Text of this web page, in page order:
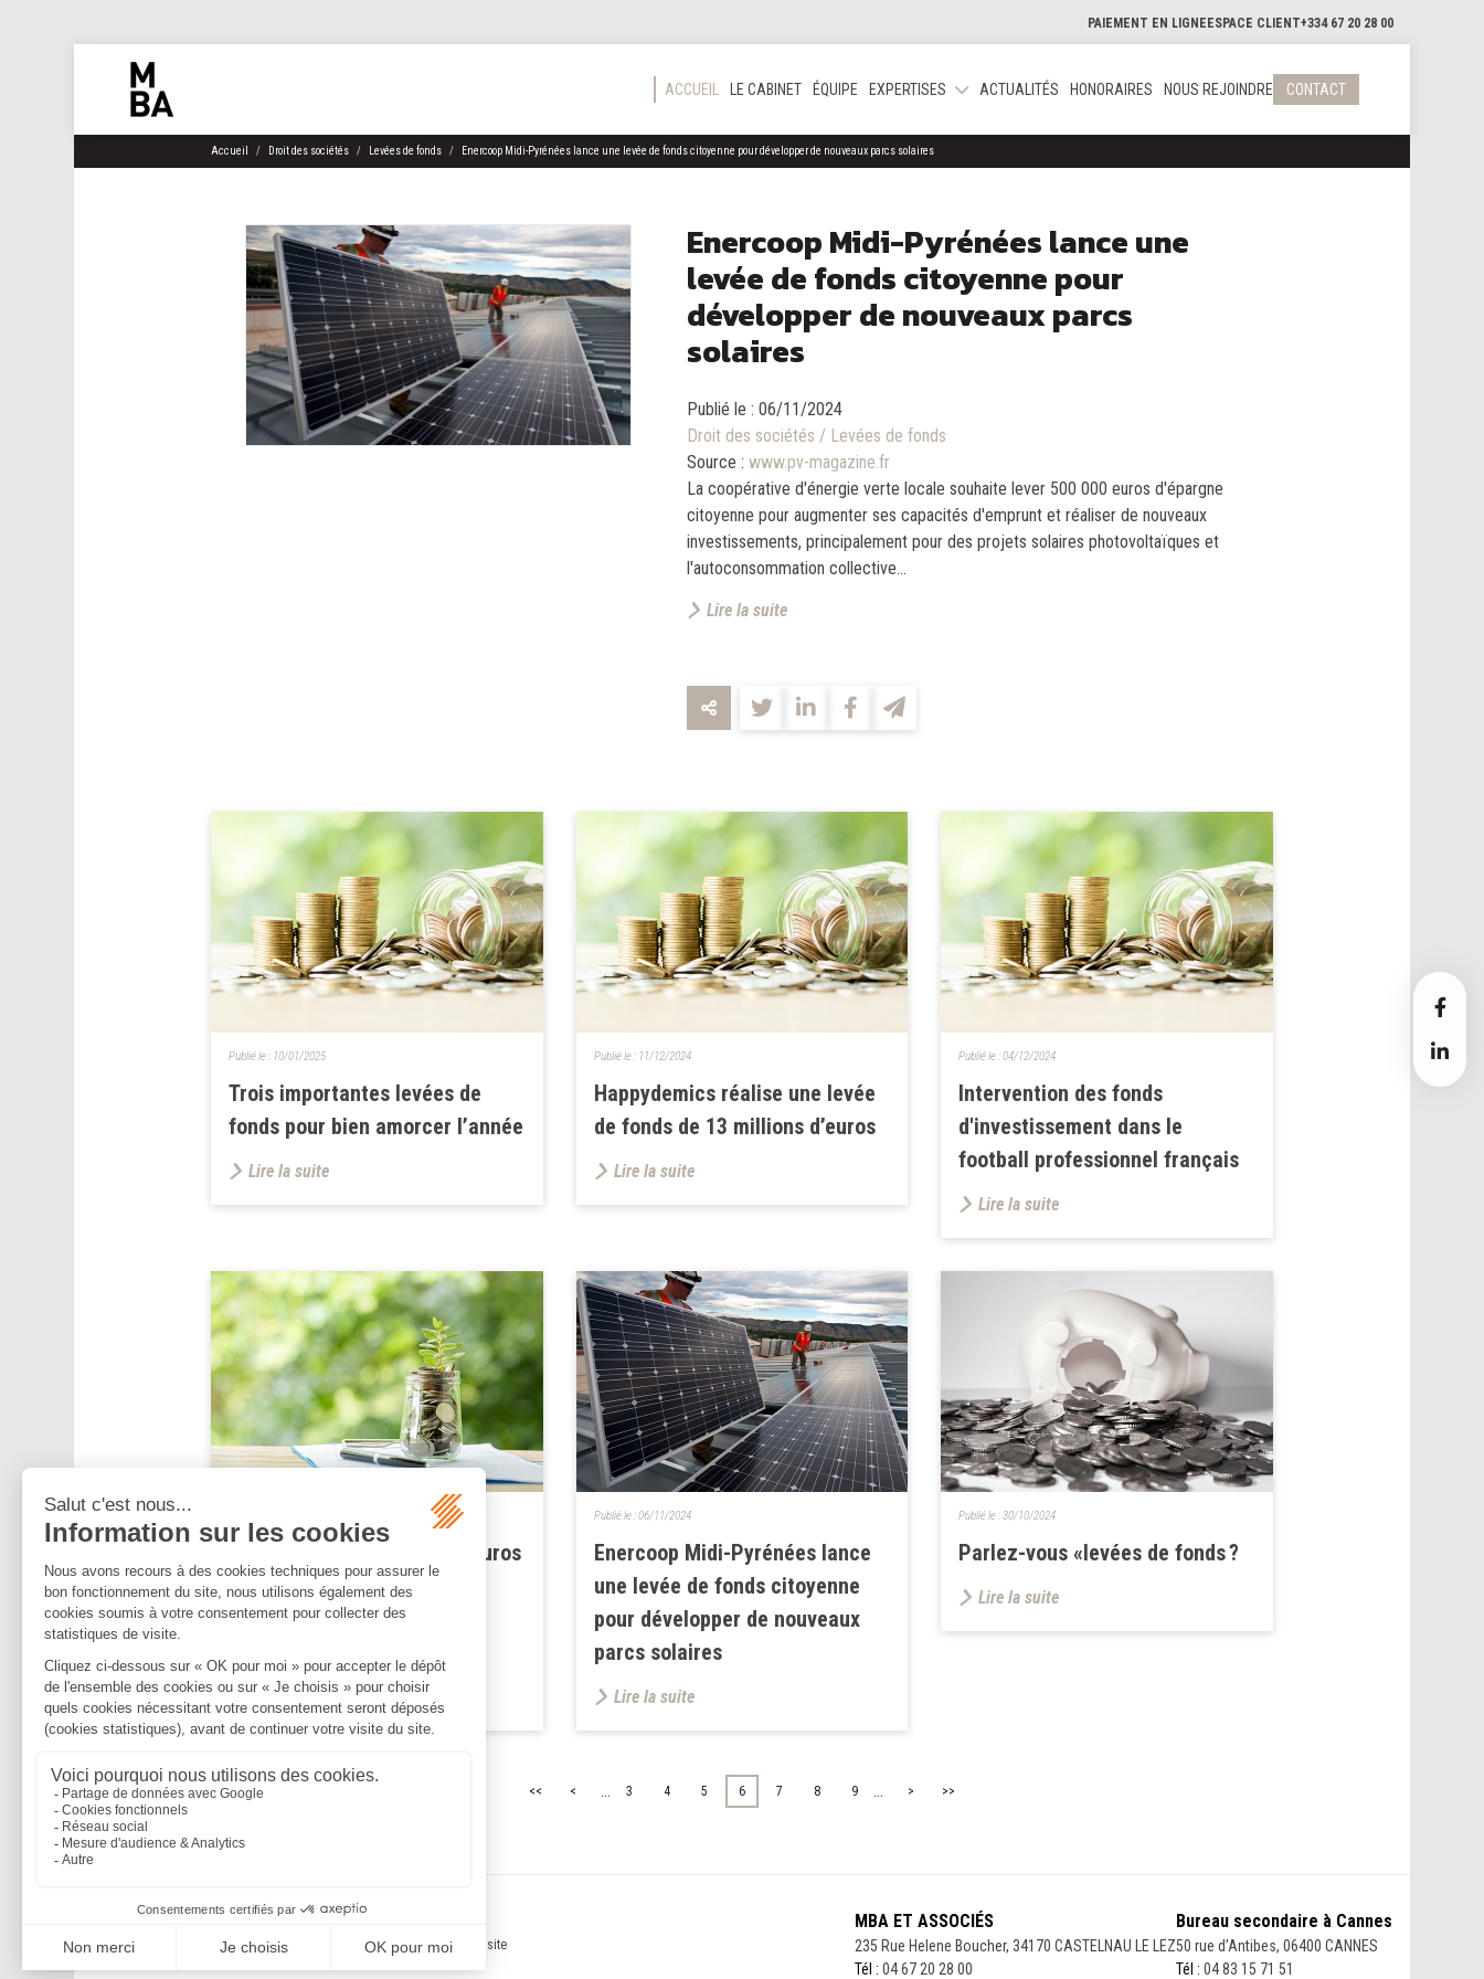
PAIEMENT EN LIGNE ESPACE CLIENT+334 67 20 28 00
ACCUEIL LE CABINET ÉQUIPE EXPERTISES ACTUALITÉS HONORAIRES NOUS REJOINDRE CONTACT
Accueil Droit des sociétés Levées de fonds Enercoop Midi-Pyrénées lance une levée de fonds citoyenne pour développer de nouveaux parcs solaires
Enercoop Midi-Pyrénées lance une
levée de fonds citoyenne pour
développer de nouveaux parcs
solaires
Publié le : 06/11/2024
Droit des sociétés / Levées de fonds
Source : www.pv-magazine.fr
La coopérative d'énergie verte locale souhaite lever 500 000 euros d'épargne
citoyenne pour augmenter ses capacités d'emprunt et réaliser de nouveaux
investissements, principalement pour des projets solaires photovoltaïques et
l'autoconsommation collective...
Lire la suite
Trois importantes levées de
fonds pour bien amorcer l’année
Publié le : 10/01/2025
Lire la suite
Happydemics réalise une levée
de fonds de 13 millions d’euros
Publié le : 11/12/2024
Lire la suite
Intervention des fonds
d'investissement dans le
football professionnel français
Publié le :04/12/2024
Lire la suite
Theremia lève 3 millions d'euros
pour sa solution de
personnalisation des
Lire la suite
Enercoop Midi-Pyrénées lance
une levée de fonds citoyenne
pour développer de nouveaux
parcs solaires
Publié le :06/11/2024
Lire la suite
Parlez-vous «levées de fonds ?
Publié le :30/10/2024
Lire la suite
<< < ... 3 4 5 6 7 8 9 ... > >>
Mentions légales Politique de confidentialité Politique de cookiesPlan du site
MBA ET ASSOCIÉS
235 Rue Helene Boucher, 34170 CASTELNAU LE LEZ
Tél : 04 67 20 28 00
Bureau secondaire à Cannes
50 rue d’Antibes, 06400 CANNES
Tél : 04 83 15 71 51